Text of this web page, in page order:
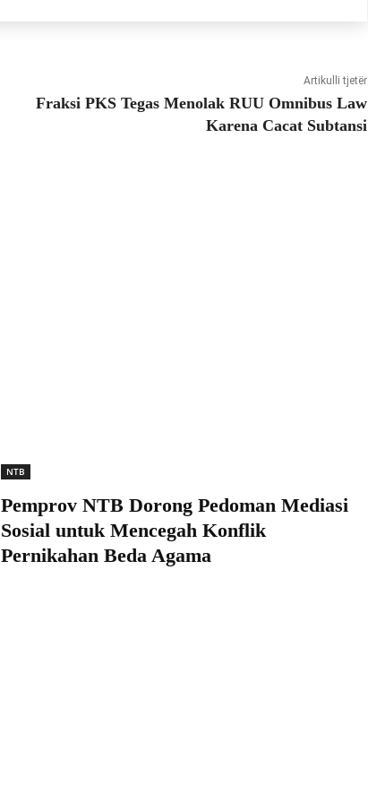
Artikulli tjetër
Fraksi PKS Tegas Menolak RUU Omnibus Law
Karena Cacat Subtansi
NTB
Pemprov NTB Dorong Pedoman Mediasi
Sosial untuk Mencegah Konflik
Pernikahan Beda Agama